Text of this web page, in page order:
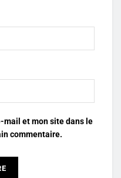
mail et mon site dans le
commentaire.